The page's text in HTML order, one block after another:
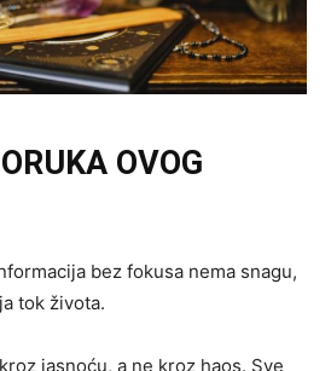
OVOG
bez fokusa nema snagu,
tok života.
jasnoću, a ne kroz haos. Sve